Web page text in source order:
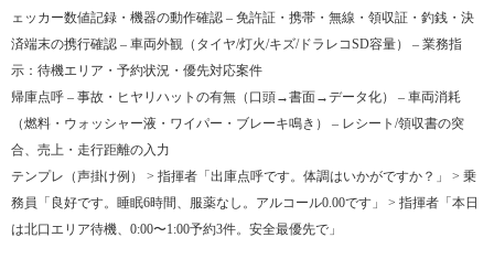
ェッカー数値記録・機器の動作確認 – 免許証・携帯・無線・領収証・釣銭・決
済端末の携行確認 – 車両外観（タイヤ/灯火/キズ/ドラレコSD容量） – 業務指
示：待機エリア・予約状況・優先対応案件
帰庫点呼 – 事故・ヒヤリハットの有無（口頭→書面→データ化） – 車両消耗
（燃料・ウォッシャー液・ワイパー・ブレーキ鳴き） – レシート/領収書の突
合、売上・走行距離の入力
テンプレ（声掛け例） > 指揮者「出庫点呼です。体調はいかがですか？」 > 乗
務員「良好です。睡眠6時間、服薬なし。アルコール0.00です」 > 指揮者「本日
は北口エリア待機、0:00〜1:00予約3件。安全最優先で」